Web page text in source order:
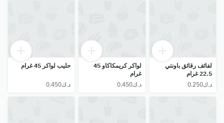
لفائف رقائق باونتي
22.5 غرام
لواكر كريمكاكاو 45
غرام
⁦د.ك0.450⁩
حليب لواكر 45 غرام